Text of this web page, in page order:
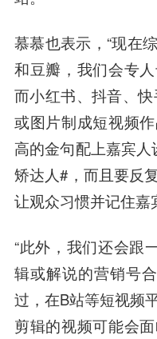
慕慕也表示，“现在
和豆瓣，我们会专
而小红书、抖音、
或图片制成短视频
高的金句配上嘉宾
矫达人#，而且要反
让观众习惯并记住嘉
“此外，我们还会跟
辑或解说的营销号
过，在B站等短视频
剪辑的视频可能会